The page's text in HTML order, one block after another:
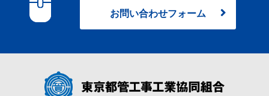
お問い合わせフォーム